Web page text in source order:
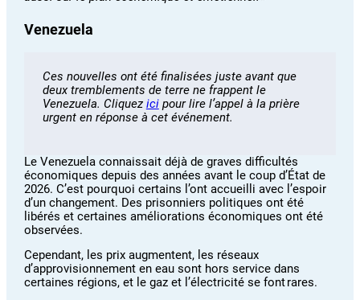
Venezuela
Ces nouvelles ont été finalisées juste avant que
deux tremblements de terre ne frappent le
Venezuela. Cliquez icipour lire l’appel à la prière
urgent en réponse à cet événement.
Le Venezuela connaissait déjà de graves difficultés
économiques depuis des années avant le coup d’État de
2026. C’est pourquoi certains l’ont accueilli avec l’espoir
d’un changement. Des prisonniers politiques ont été
libérés et certaines améliorations économiques ont été
observées.
Cependant, les prix augmentent, les réseaux
d’approvisionnement en eau sont hors service dans
certaines régions, et le gaz et l’électricité se font rares.